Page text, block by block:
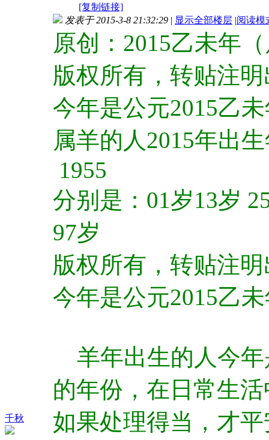
[复制链接]
千秋
发表于 2015-3-8 21:32:29 | 显示全部楼层 |阅读模
原创：2015乙未年
版权所有，转贴注
今年是公元2015乙
属羊的人2015年出
1955
分别是：01岁13岁
97岁
版权所有，转贴注
今年是公元2015乙
羊年出生的人今年
的年份，在日常生
如果处理得当，才